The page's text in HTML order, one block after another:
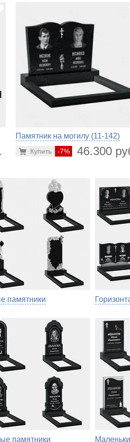
Памятник на могилу (11-142)
-7% 46.300
Купить
памятники
памятники